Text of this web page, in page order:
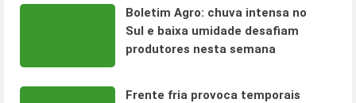
Boletim Agro: chuva intensa no
Sul e baixa umidade desafiam
produtores nesta semana
Frente fria provoca temporais